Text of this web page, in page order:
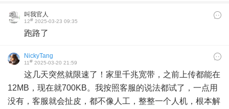
叫我官人
12# 2025-03-23 09:35
跑路了
NickyTang
11# 2025-03-20 21:59
这几天突然就限速了！家里千兆宽带，之前上传都能在
12MB，现在就700KB。我按照客服的说法都试了，一点用
没有，客服就会扯皮，都不像人工，整整一个人机，根本解